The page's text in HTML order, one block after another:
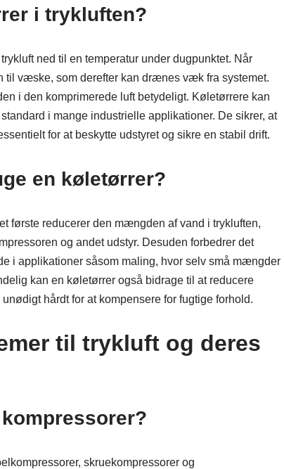
i trykluften?
ned til en temperatur under dugpunktet. Når
til væske, som derefter kan drænes væk fra systemet.
i den komprimerede luft betydeligt. Køletørrere kan
i mange industrielle applikationer. De sikrer, at
for at beskytte udstyret og sikre en stabil drift.
en køletørrer?
første reducerer den mængden af vand i trykluften,
og andet udstyr. Desuden forbedrer det
i applikationer såsom maling, hvor selv små mængder
kan en køletørrer også bidrage til at reducere
hårdt for at kompensere for fugtige forhold.
til trykluft og deres
skruekompressorer og